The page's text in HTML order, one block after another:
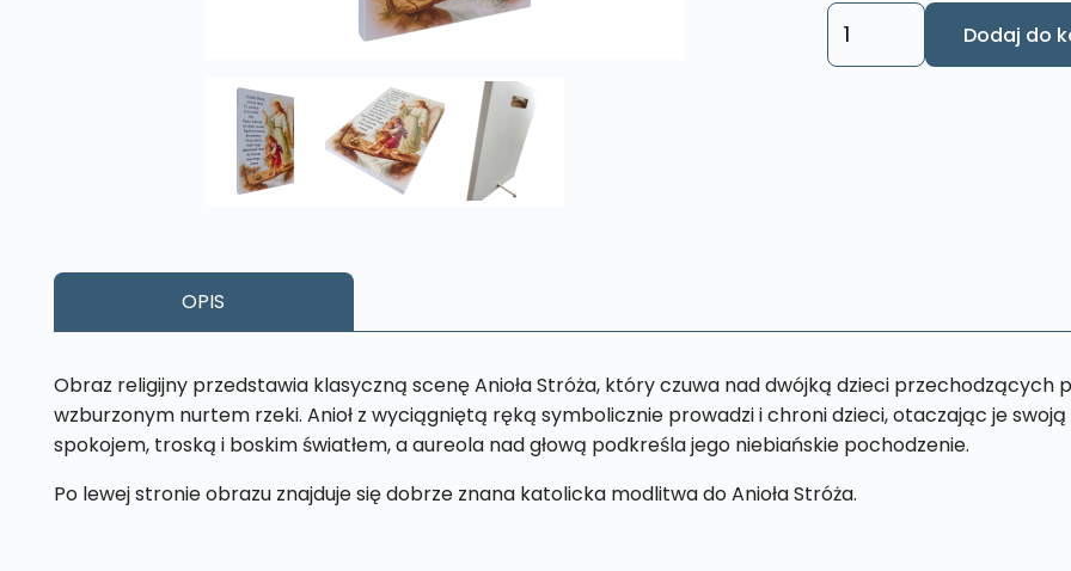
ilość
Obraz
x
cm
Dodaj do
OPIS
Obraz religijny przedstawia klasyczną scenę Anioła Stróża, który czuwa nad dwójką dzieci
wzburzonym nurtem rzeki. Anioł z wyciągniętą ręką symbolicznie prowadzi i chroni dzieci, otaczając je
spokojem, troską i boskim światłem, a aureola nad głową podkreśla jego niebiańskie pochodzenie.
Po lewej stronie obrazu znajduje się dobrze znana katolicka modlitwa do Anioła Stróża.